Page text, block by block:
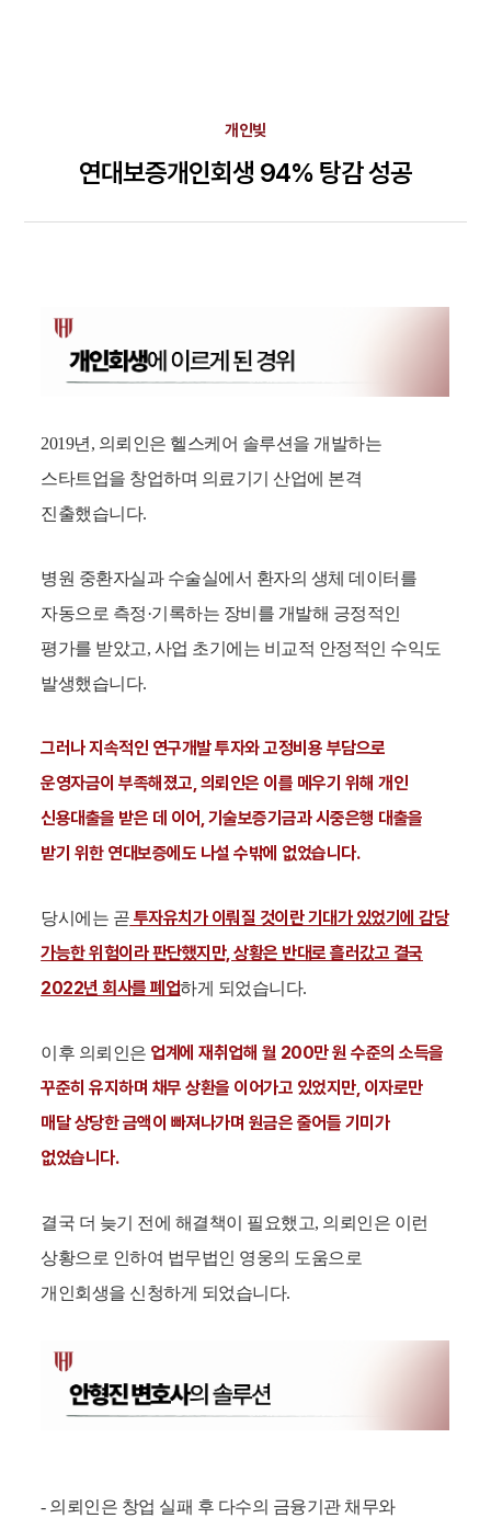
개인빚
연대보증개인회생 94% 탕감 성공
2019년, 의뢰인은 헬스케어 솔루션을 개발하는
스타트업을 창업하며 의료기기 산업에 본격
진출했습니다.
병원 중환자실과 수술실에서 환자의 생체 데이터를
자동으로 측정·기록하는 장비를 개발해 긍정적인
평가를 받았고, 사업 초기에는 비교적 안정적인 수익도
발생했습니다.
그러나 지속적인 연구개발 투자와 고정비용 부담으로
운영자금이 부족해졌고, 의뢰인은 이를 메우기 위해 개인
신용대출을 받은 데 이어, 기술보증기금과 시중은행 대출을
받기 위한 연대보증에도 나설 수밖에 없었습니다.
당시에는 곧 투자유치가 이뤄질 것이란 기대가 있었기에 감당
가능한 위험이라 판단했지만, 상황은 반대로 흘러갔고 결국
2022년 회사를 폐업하게 되었습니다.
이후 의뢰인은 업계에 재취업해 월 200만 원 수준의 소득을
꾸준히 유지하며 채무 상환을 이어가고 있었지만, 이자로만
매달 상당한 금액이 빠져나가며 원금은 줄어들 기미가
없었습니다.
결국 더 늦기 전에 해결책이 필요했고, 의뢰인은 이런
상황으로 인하여 법무법인 영웅의 도움으로
개인회생을 신청하게 되었습니다.
- 의뢰인은 창업 실패 후 다수의 금융기관 채무와